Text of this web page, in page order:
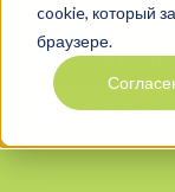
cookie, который
браузере.
Результаты